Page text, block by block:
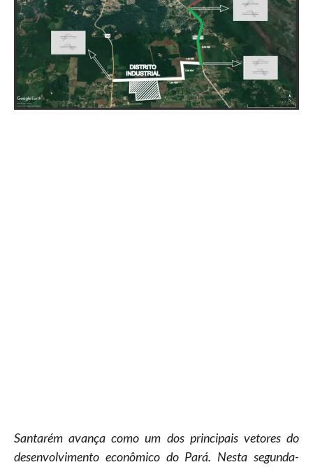
Santarém avança como um dos principais vetores do
desenvolvimento econômico do Pará. Nesta segunda-